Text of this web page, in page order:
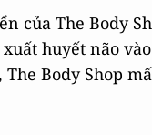
của The Body
huyết não
Body Shop